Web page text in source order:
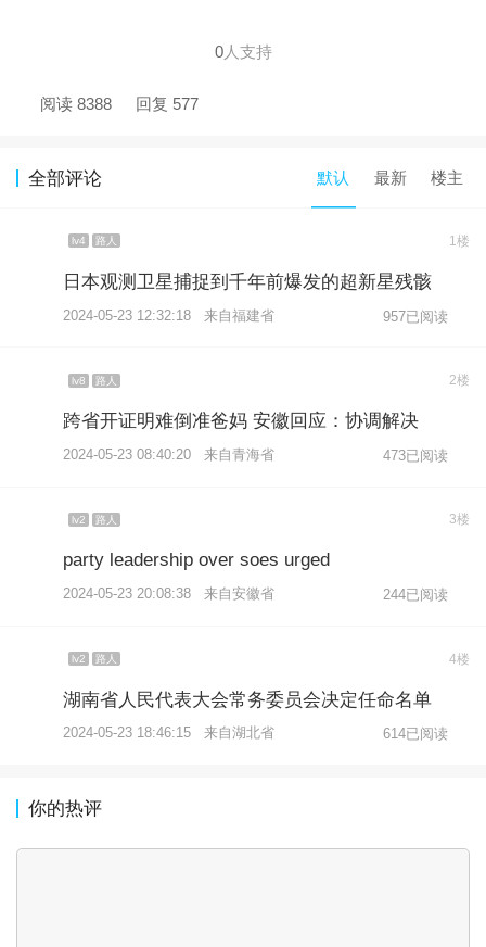
0人支持
阅读 8388 回复 577
全部评论 默认 最新 楼主
lv4 路人 1楼
日本观测卫星捕捉到千年前爆发的超新星残骸
2024-05-23 12:32:18 来自福建省 957已阅读
lv8 路人 2楼
跨省开证明难倒准爸妈 安徽回应：协调解决
2024-05-23 08:40:20 来自青海省 473已阅读
lv2 路人 3楼
party leadership over soes urged
2024-05-23 20:08:38 来自安徽省 244已阅读
lv2 路人 4楼
湖南省人民代表大会常务委员会决定任命名单
2024-05-23 18:46:15 来自湖北省 614已阅读
你的热评